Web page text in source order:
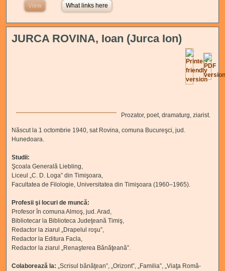
View (active tab)What links here
JURCA ROVINA, Ioan (Jurca Ion)
Prozator, poet, dramaturg, ziarist.
Născut la 1 octombrie 1940, sat Rovina, comuna Bucureşci, jud.
Hunedoara.
Studii:
Şcoala Generală Liebling,
Liceul „C. D. Loga” din Timişoara,
Facultatea de Filologie, Universitatea din Timişoara (1960–1965).
Profesii şi locuri de muncă:
Profesor în comuna Almoş, jud. Arad,
Bibliotecar la Biblioteca Judeţeană Timiş,
Redactor la ziarul „Drapelul roşu”,
Redactor la Editura Facla,
Redactor la ziarul „Renaşterea Bănăţeană”.
Colaborează la:„Scrisul bănăţean”, „Orizont”, „Familia”, „Viaţa Româ-